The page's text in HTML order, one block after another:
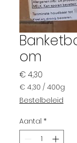
om
€ 4,30
€ 4,30 / 400g
€ 4,30
per
Gram
Bestelbeleid
Aantal *